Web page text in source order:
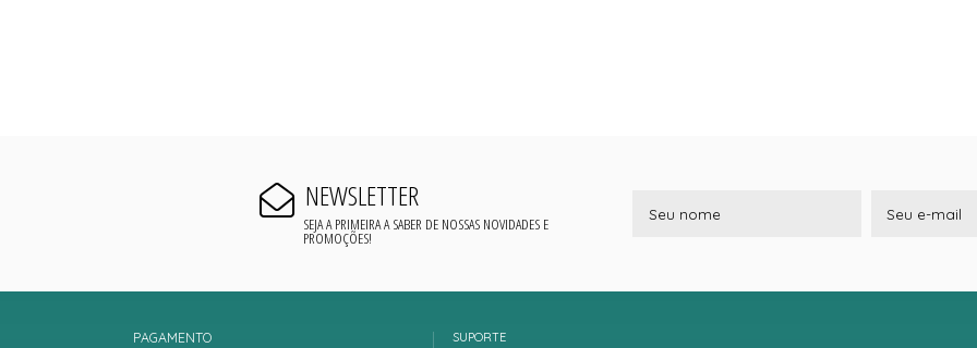
NEWSLETTER
SEJA A PRIMEIRA A SABER DE NOSSAS NOVIDADES E
PROMOÇÕES!
PAGAMENTO
SUPORTE